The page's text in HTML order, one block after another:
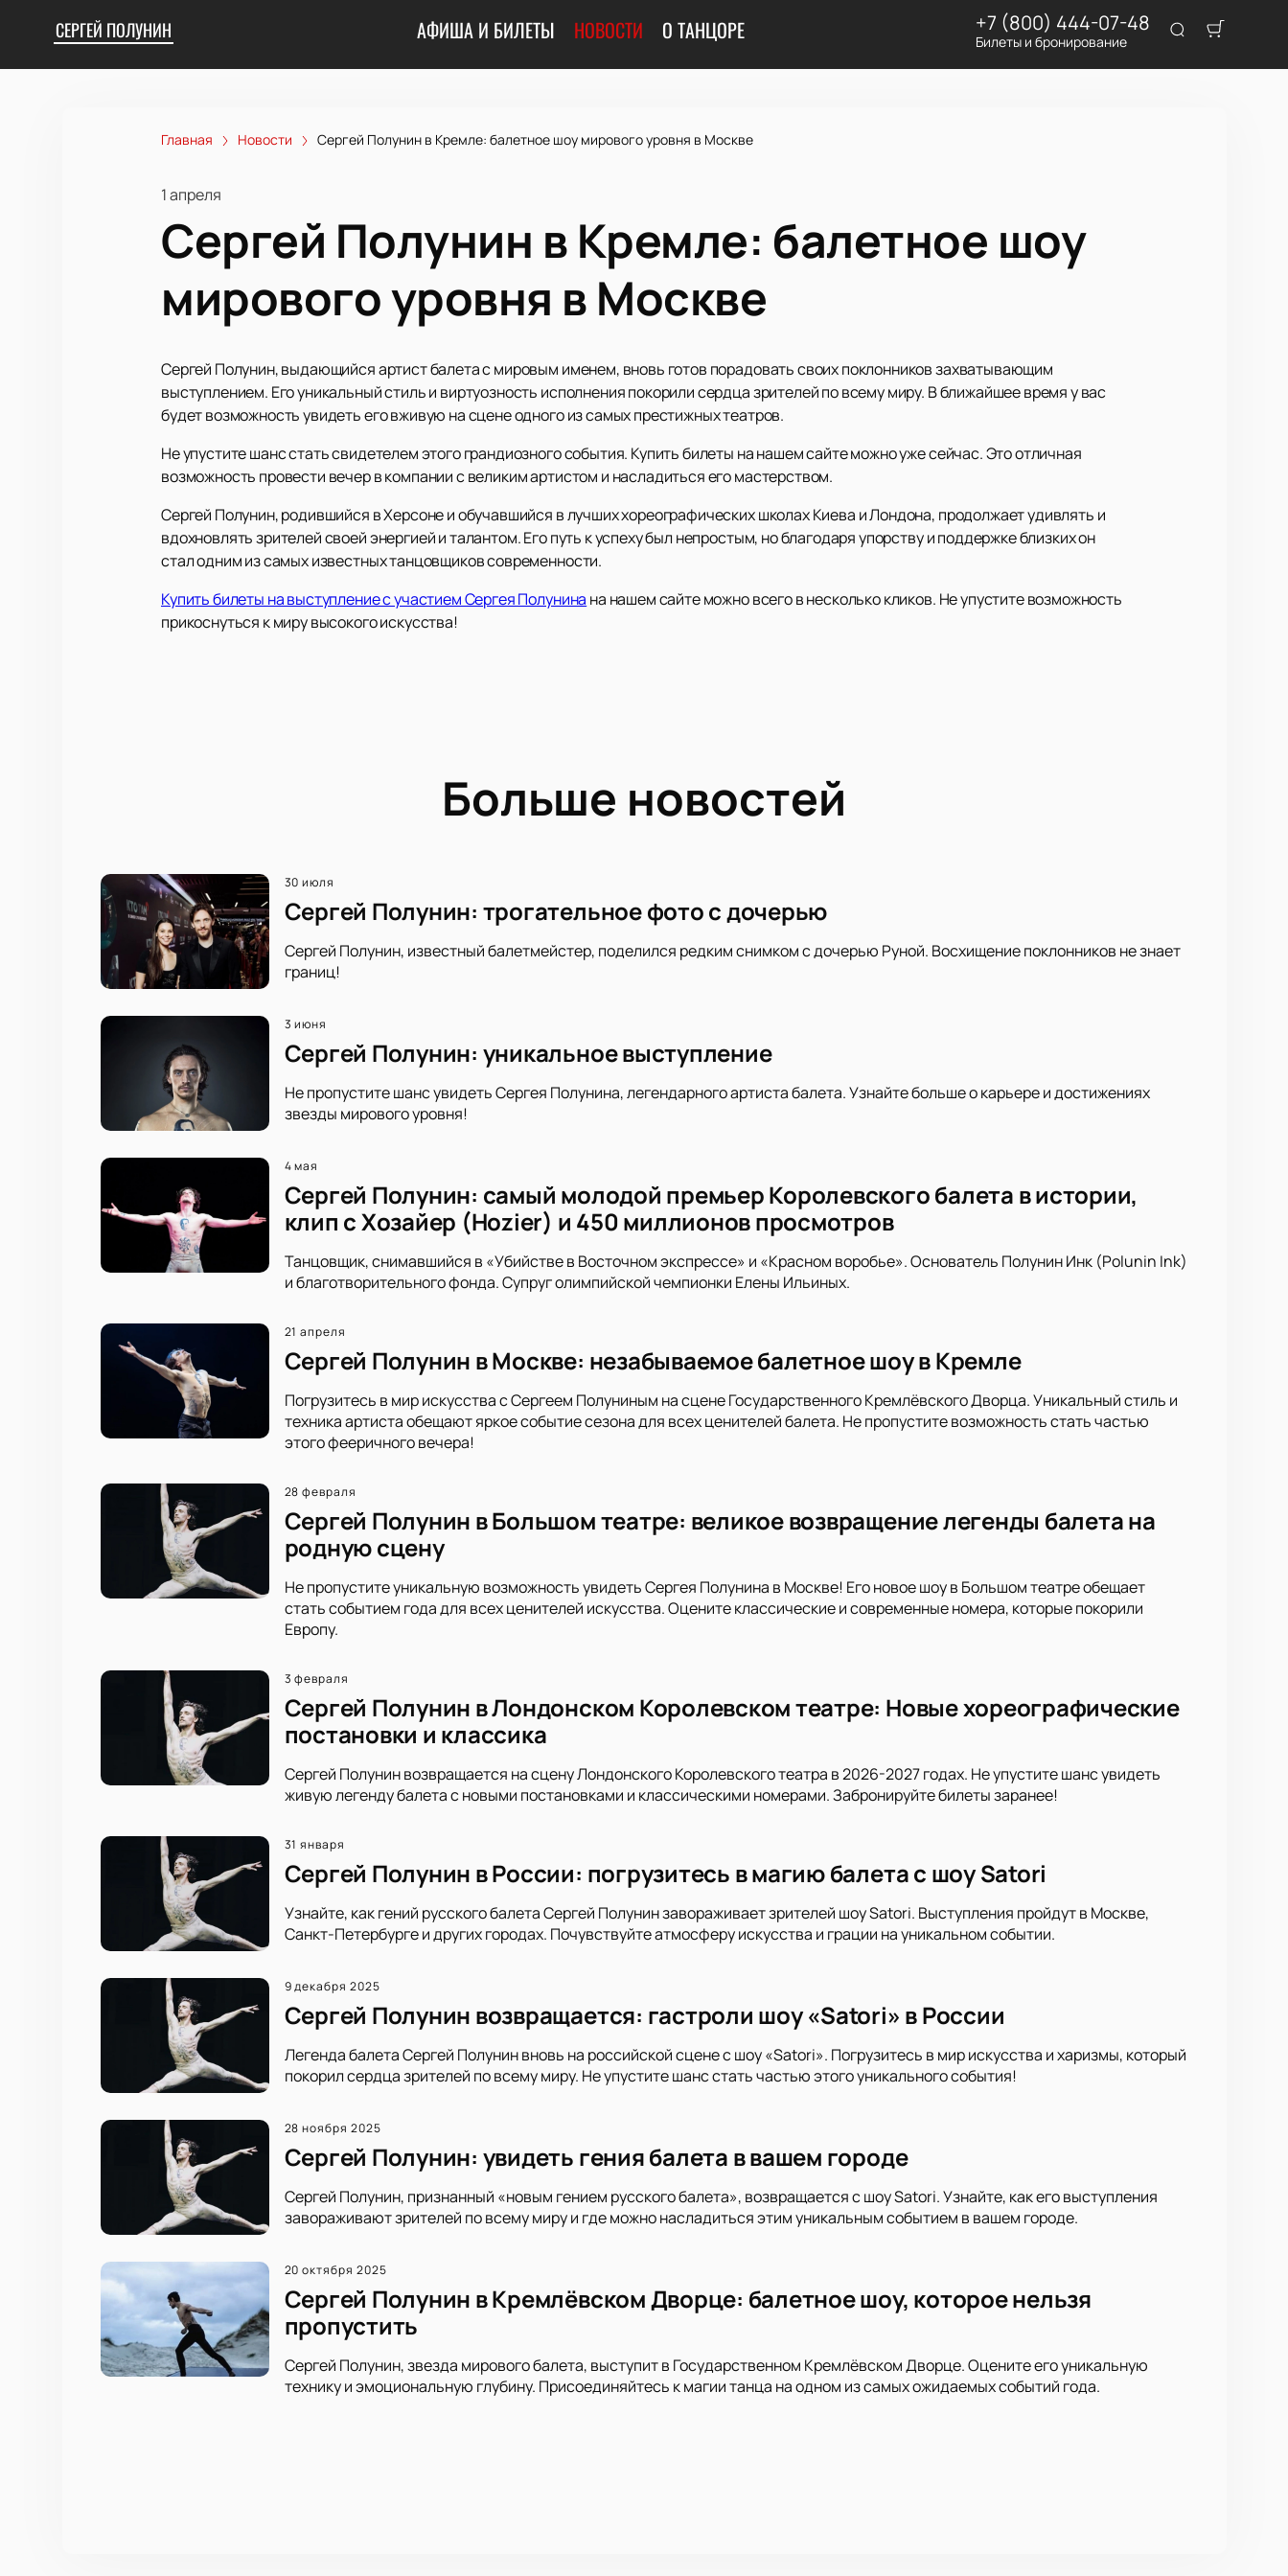
СЕРГЕЙ ПОЛУНИН АФИША И БИЛЕТЫ НОВОСТИ О ТАНЦОРЕ +7 (800) 444-07-48
Билеты и бронирование
Главная Новости Сергей Полунин в Кремле: балетное шоу мирового уровня в Москве
1 апреля
Сергей Полунин в Кремле: балетное шоу
мирового уровня в Москве
Сергей Полунин, выдающийся артист балета с мировым именем, вновь готов порадовать своих поклонников захватывающим
выступлением. Его уникальный стиль и виртуозность исполнения покорили сердца зрителей по всему миру. В ближайшее время у вас
будет возможность увидеть его вживую на сцене одного из самых престижных театров.
Не упустите шанс стать свидетелем этого грандиозного события. Купить билеты на нашем сайте можно уже сейчас. Это отличная
возможность провести вечер в компании с великим артистом и насладиться его мастерством.
Сергей Полунин, родившийся в Херсоне и обучавшийся в лучших хореографических школах Киева и Лондона, продолжает удивлять и
вдохновлять зрителей своей энергией и талантом. Его путь к успеху был непростым, но благодаря упорству и поддержке близких он
стал одним из самых известных танцовщиков современности.
Купить билеты на выступление с участием Сергея Полунина на нашем сайте можно всего в несколько кликов. Не упустите возможность
прикоснуться к миру высокого искусства!
Больше новостей
30 июля
Сергей Полунин: трогательное фото с дочерью
Сергей Полунин, известный балетмейстер, поделился редким снимком с дочерью Руной. Восхищение поклонников не знает
границ!
3 июня
Сергей Полунин: уникальное выступление
Не пропустите шанс увидеть Сергея Полунина, легендарного артиста балета. Узнайте больше о карьере и достижениях
звезды мирового уровня!
4 мая
Сергей Полунин: самый молодой премьер Королевского балета в истории,
клип с Хозайер (Hozier) и 450 миллионов просмотров
Танцовщик, снимавшийся в «Убийстве в Восточном экспрессе» и «Красном воробье». Основатель Полунин Инк (Polunin Ink)
и благотворительного фонда. Супруг олимпийской чемпионки Елены Ильиных.
21 апреля
Сергей Полунин в Москве: незабываемое балетное шоу в Кремле
Погрузитесь в мир искусства с Сергеем Полуниным на сцене Государственного Кремлёвского Дворца. Уникальный стиль и
техника артиста обещают яркое событие сезона для всех ценителей балета. Не пропустите возможность стать частью
этого фееричного вечера!
28 февраля
Сергей Полунин в Большом театре: великое возвращение легенды балета на
родную сцену
Не пропустите уникальную возможность увидеть Сергея Полунина в Москве! Его новое шоу в Большом театре обещает
стать событием года для всех ценителей искусства. Оцените классические и современные номера, которые покорили
Европу.
3 февраля
Сергей Полунин в Лондонском Королевском театре: Новые хореографические
постановки и классика
Сергей Полунин возвращается на сцену Лондонского Королевского театра в 2026-2027 годах. Не упустите шанс увидеть
живую легенду балета с новыми постановками и классическими номерами. Забронируйте билеты заранее!
31 января
Сергей Полунин в России: погрузитесь в магию балета с шоу Satori
Узнайте, как гений русского балета Сергей Полунин завораживает зрителей шоу Satori. Выступления пройдут в Москве,
Санкт-Петербурге и других городах. Почувствуйте атмосферу искусства и грации на уникальном событии.
9 декабря 2025
Сергей Полунин возвращается: гастроли шоу «Satori» в России
Легенда балета Сергей Полунин вновь на российской сцене с шоу «Satori». Погрузитесь в мир искусства и харизмы, который
покорил сердца зрителей по всему миру. Не упустите шанс стать частью этого уникального события!
28 ноября 2025
Сергей Полунин: увидеть гения балета в вашем городе
Сергей Полунин, признанный «новым гением русского балета», возвращается с шоу Satori. Узнайте, как его выступления
завораживают зрителей по всему миру и где можно насладиться этим уникальным событием в вашем городе.
20 октября 2025
Сергей Полунин в Кремлёвском Дворце: балетное шоу, которое нельзя
пропустить
Сергей Полунин, звезда мирового балета, выступит в Государственном Кремлёвском Дворце. Оцените его уникальную
технику и эмоциональную глубину. Присоединяйтесь к магии танца на одном из самых ожидаемых событий года.